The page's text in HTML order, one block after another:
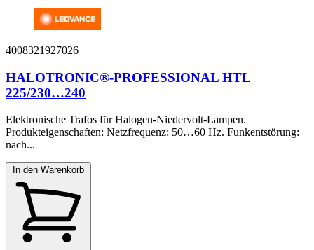
4008321927026
HALOTRONIC®-PROFESSIONAL HTL
225/230…240
Elektronische Trafos für Halogen-Niedervolt-Lampen.
Produkteigenschaften: Netzfrequenz: 50…60 Hz. Funkentstörung:
nach...
In den Warenkorb